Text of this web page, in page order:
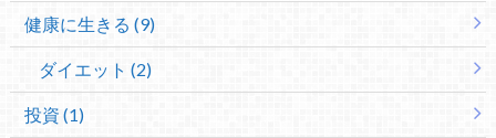
健康に生きる (9)
ダイエット (2)
投資 (1)